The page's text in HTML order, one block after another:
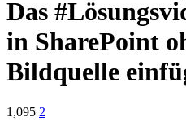
Das
in SharePoint
Bildquelle
1,095 2